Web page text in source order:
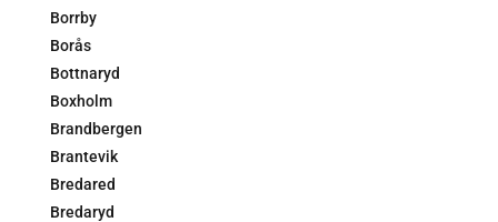
Borrby
Borås
Bottnaryd
Boxholm
Brandbergen
Brantevik
Bredared
Bredaryd